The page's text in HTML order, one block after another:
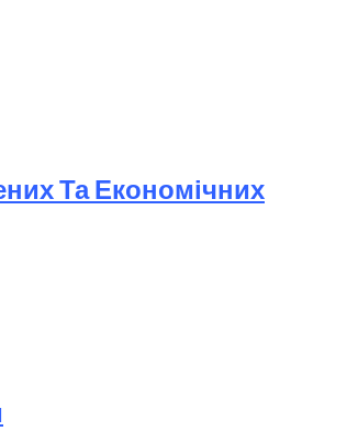
Та Економічних